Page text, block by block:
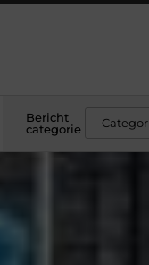
Bericht
categorie